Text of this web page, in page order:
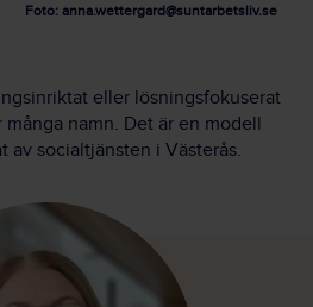
Foto: anna.wettergard@suntarbetsliv.se
eller lösningsfokuserat
många namn. Det är en modell
av socialtjänsten i Västerås.